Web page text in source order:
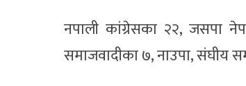
नपाली कांग्रेसका २२, जसपा
समाजवादीका ७, नाउपा, संघीय